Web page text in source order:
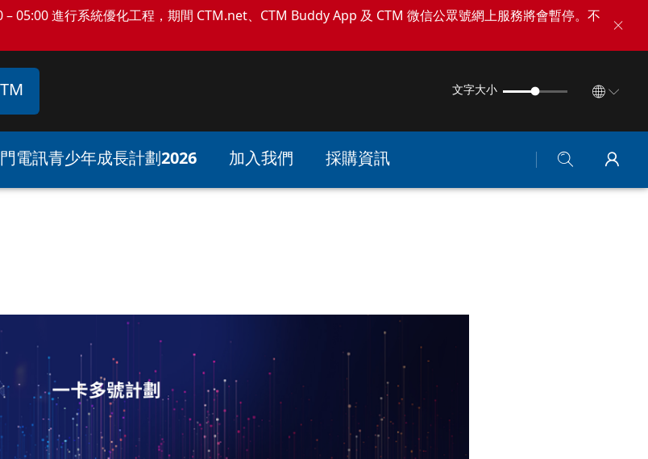
05:00 進行系統優化工程，期間 CTM.net、CTM Buddy App 及 CTM 微信公眾號網上服務將會暫停。不
文字大小
電訊青少年成長計劃2026 加入我們 採購資訊